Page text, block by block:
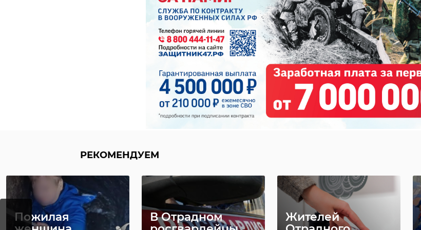
РЕКОМЕНДУЕМ
Пожилая
В Отрадном
Жителей
РЕКОМЕНДУЕМ
47channel